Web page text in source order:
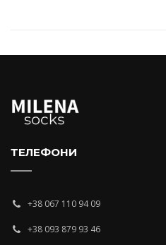
ТЕЛЕФОНИ
+38 067 110 94 09
+38 093 879 93 46